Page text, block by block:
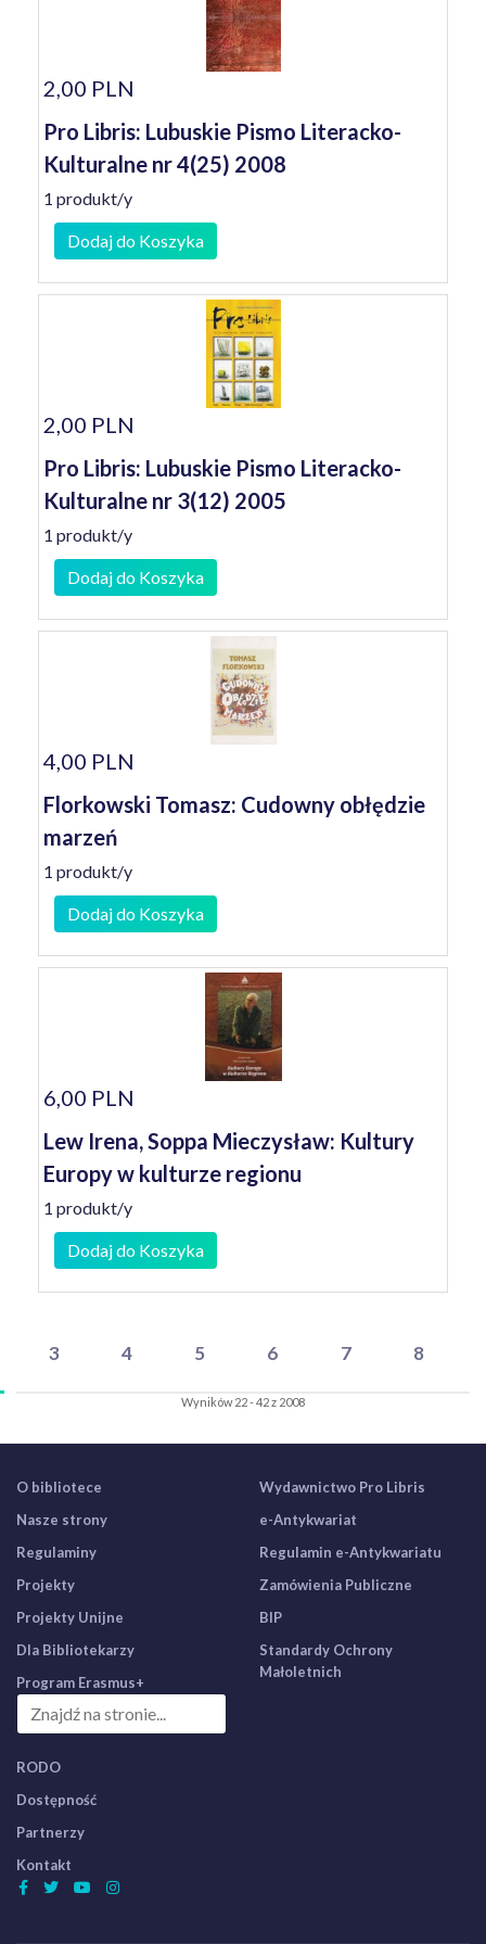
2,00 PLN
Pro Libris: Lubuskie Pismo Literacko-
Kulturalne nr 4(25) 2008
1 produkt/y
Dodaj do Koszyka
2,00 PLN
Pro Libris: Lubuskie Pismo Literacko-
Kulturalne nr 3(12) 2005
1 produkt/y
Dodaj do Koszyka
4,00 PLN
Florkowski Tomasz: Cudowny obłędzie
marzeń
1 produkt/y
Dodaj do Koszyka
6,00 PLN
Lew Irena, Soppa Mieczysław: Kultury
Europy w kulturze regionu
1 produkt/y
Dodaj do Koszyka
3 4 5 6 7 8
Wyników 22 - 42 z 2008
O bibliotece
Nasze strony
Regulaminy
Projekty
Projekty Unijne
Dla Bibliotekarzy
Program Erasmus+
Wydawnictwo Pro Libris
e-Antykwariat
Regulamin e-Antykwariatu
Zamówienia Publiczne
BIP
Standardy Ochrony
Małoletnich
RODO
Dostępność
Partnerzy
Kontakt